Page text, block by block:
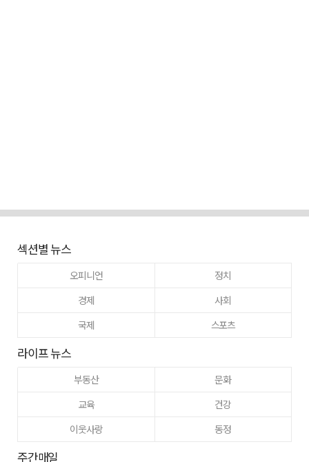
섹션별 뉴스
오피니언
정치
경제
사회
국제
스포츠
라이프 뉴스
부동산
문화
교육
건강
이웃사랑
동정
주간매일